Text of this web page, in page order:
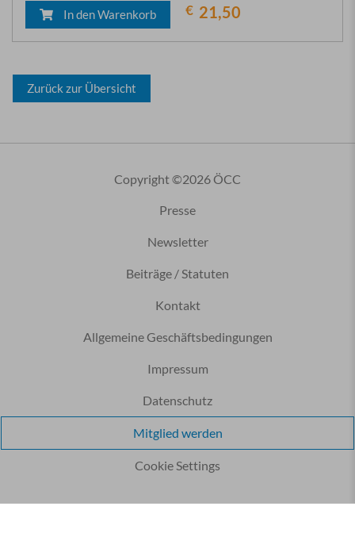
In den Warenkorb € 21,50
Zurück zur Übersicht
Copyright ©2026 ÖCC
Presse
Newsletter
Beiträge / Statuten
Kontakt
Allgemeine Geschäftsbedingungen
Impressum
Datenschutz
Mitglied werden
Cookie Settings